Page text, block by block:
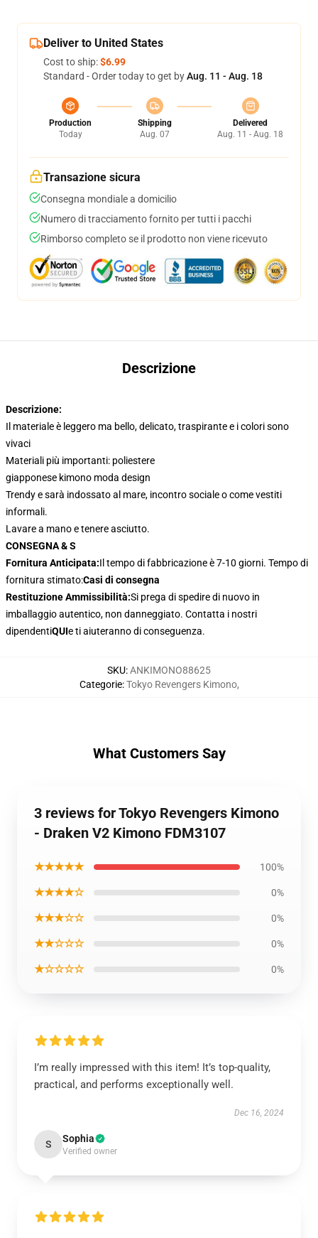
Deliver to United States
Cost to ship:$6.99
Standard - Order today to get byAug. 11 - Aug. 18
Production
Today
Shipping
Aug. 07
Delivered
Aug. 11 - Aug. 18
Transazione sicura
Consegna mondiale a domicilio
Numero di tracciamento fornito per tutti i pacchi
Rimborso completo se il prodotto non viene ricevuto
Descrizione
Descrizione:
Il materiale è leggero ma bello, delicato, traspirante e i colori sono
vivaci
Materiali più importanti: poliestere
giapponese kimono moda design
Trendy e sarà indossato al mare, incontro sociale o come vestiti
informali.
Lavare a mano e tenere asciutto.
CONSEGNA & S
Fornitura Anticipata:Il tempo di fabbricazione è 7-10 giorni. Tempo di
fornitura stimato:Casi di consegna
Restituzione Ammissibilità:Si prega di spedire di nuovo in
imballaggio autentico, non danneggiato. Contatta i nostri
dipendentiQUIe ti aiuteranno di conseguenza.
SKU:ANKIMONO88625
Categorie:Tokyo Revengers Kimono,
What Customers Say
3 reviews for Tokyo Revengers Kimono
- Draken V2 Kimono FDM3107
★★★★★ 100%
★★★★☆ 0%
★★★☆☆ 0%
★★☆☆☆ 0%
★☆☆☆☆ 0%
I’m really impressed with this item! It’s top-quality,
practical, and performs exceptionally well.
Dec 16, 2024
S Sophia
Verified owner